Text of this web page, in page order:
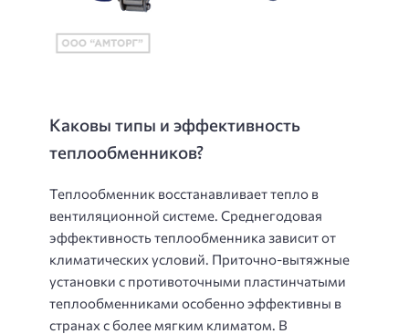
Каковы типы и эффективность
теплообменников?
Теплообменник восстанавливает тепло в
вентиляционной системе. Среднегодовая
эффективность теплообменника зависит от
климатических условий. Приточно-вытяжные
установки с противоточными пластинчатыми
теплообменниками особенно эффективны в
странах с более мягким климатом. В